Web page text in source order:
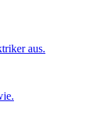
aus.